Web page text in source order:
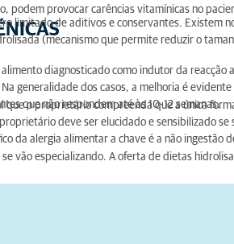
podem provocar carências vitamínicas no
limitado de aditivos e conservantes. Existem
(mecanismo que permite reduzir o
diagnosticado como indutor da reacção
generalidade dos casos, a melhoria é
que não respondem até às 10-12 semanas.
o proprietário compreenda que a única
deve ser elucidado e sensibilizado se
da alergia alimentar a chave é a não ingestão
vão especializando. A oferta de dietas